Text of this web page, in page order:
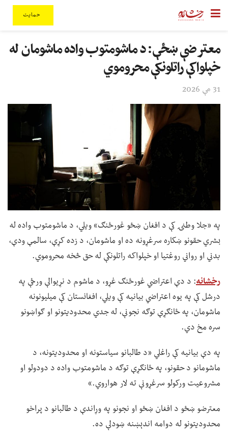
حمایت
معترضې ښځې: د ماشومتوب واده ماشومان له
خپلواکې راتلونکې محروموي
31 مې 2026
په «جلا وطنۍ کې د افغان ښځو غورځنګ» ویلي، د ماشومتوب واده له
بشري حقونو ښکاره سرغړونه ده او ماشومان، د زده کړې، سالمې ودې،
بدني او رواني روغتیا او خپلواکه راتلونکې له حق څخه محروموي.
رخشانه: د دې اعتراضي غورځنګ غړو، د ماشوم د نړیوالې ورځې په
درشل کې په یوه اعتراضي بیانیه کې ویلي، افغانستان کې میلیونونه
ماشومان، په ځانګړې توګه نجونې، له جدي محدودیتونو او ګواښونو
سره مخ دي.
په دې بیانیه کې راغلي «د طالبانو سیاستونه او محدودیتونه، د
ماشومانو د حقونو، په ځانګړې توګه د ماشومتوب واده د دودولو او
مشروعیت ورکولو سرغړونې ته لار هواروي.»
معترضو ښځو د افغان ښځو او نجونو په وړاندې د طالبانو د پراخو
محدودیتونو له دوامه اندېښنه ښودلې ده.